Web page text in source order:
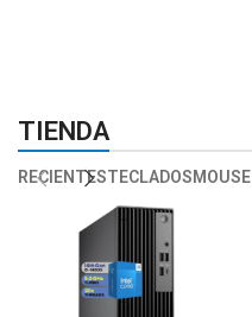
TIENDA
RECIENTESTECLADOSMOUSE